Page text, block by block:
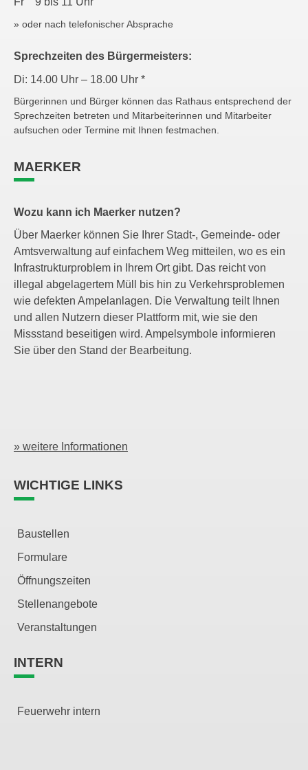
» oder nach telefonischer Absprache
Sprechzeiten des Bürgermeisters:
Di: 14.00 Uhr – 18.00 Uhr *
Bürgerinnen und Bürger können das Rathaus entsprechend der
Sprechzeiten betreten und Mitarbeiterinnen und Mitarbeiter
aufsuchen oder Termine mit Ihnen festmachen.
MAERKER
Wozu kann ich Maerker nutzen?
Über Maerker können Sie Ihrer Stadt-, Gemeinde- oder
Amtsverwaltung auf einfachem Weg mitteilen, wo es ein
Infrastrukturproblem in Ihrem Ort gibt. Das reicht von
illegal abgelagertem Müll bis hin zu Verkehrsproblemen
wie defekten Ampelanlagen. Die Verwaltung teilt Ihnen
und allen Nutzern dieser Plattform mit, wie sie den
Missstand beseitigen wird. Ampelsymbole informieren
Sie über den Stand der Bearbeitung.
» weitere Informationen
WICHTIGE LINKS
Baustellen
Formulare
Öffnungszeiten
Stellenangebote
Veranstaltungen
INTERN
Feuerwehr intern